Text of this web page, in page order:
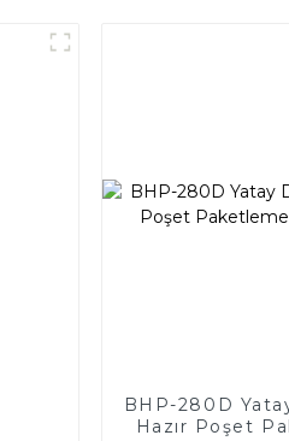
BHP-280D
Hazır Poşet